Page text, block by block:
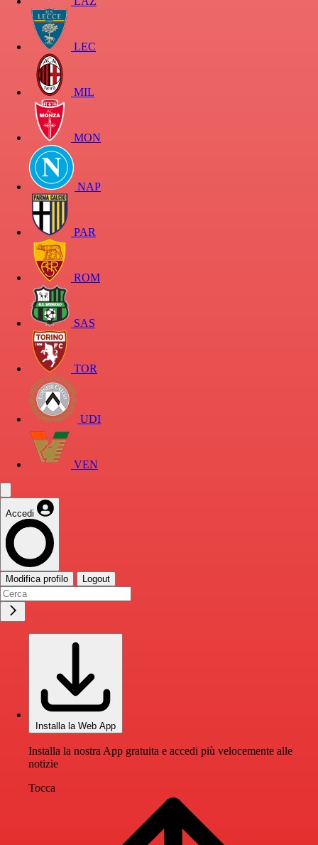
LEC
MIL
MON
NAP
PAR
ROM
SAS
TOR
UDI
VEN
Accedi
Modifica profilo Logout
Installa la Web App
Installa la nostra App gratuita e accedi più velocemente alle
notizie
Tocca